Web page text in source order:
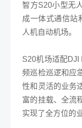
智方S20小型无
成一体式通信站
人机自动机场。
S20机场适配DJI
频巡检巡逻和应
性和灵活的业务
富的挂载、全流
实现了全方位的